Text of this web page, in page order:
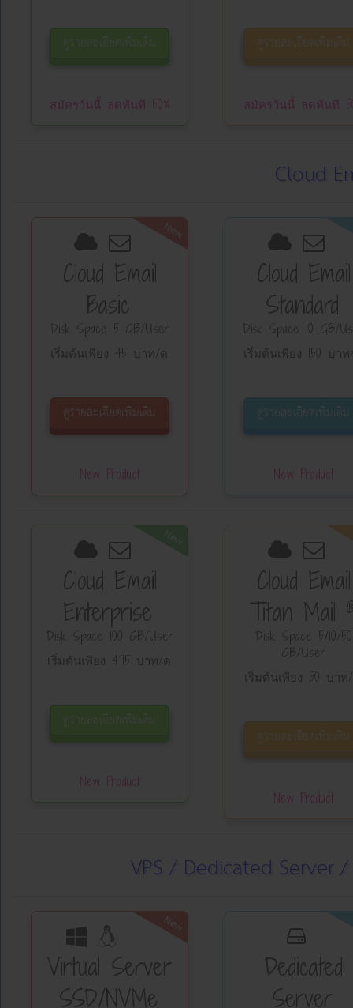
ดูรายละเอียดเพิ่มเติม
สมัครวันนี้ ลดทันที 50%
ดูรายละเอียดเพิ่มเติม
สมัครวันนี้ ลดทันที
Cloud
New
Cloud Email
Basic
Disk Space 5 GB/User
เริ่มต้นเพียง 45 บาท/ด.
ดูรายละเอียดเพิ่มเติม
New Product
Cloud Email
Standard
Disk Space 10 GB/
เริ่มต้นเพียง 150 บา
ดูรายละเอียดเพิ่มเติม
New Product
Cloud Email
Enterprise
Disk Space 100 GB/User
เริ่มต้นเพียง 475 บาท/ด.
ดูรายละเอียดเพิ่มเติม
New Product
Cloud Email
Titan Mail ®
Disk Space 5/10/50
GB/User
เริ่มต้นเพียง 50 บาท
ดูรายละเอียดเพิ่มเติม
New Product
VPS / Dedicated Server
New
Virtual Server
SSD/NVMe
Dedicated
Server